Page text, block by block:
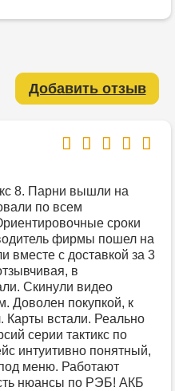
Добавить отзыв
8. Парни вышли на
по всем
сроки
фирмы пошел на
вместе с доставкой за 3
в
Скинули видео
Доволен покупкой, к
Карты встали. Реально
серии тактикс по
интуитивно понятный,
меню. Работают
нюансы по РЭБ! АКБ